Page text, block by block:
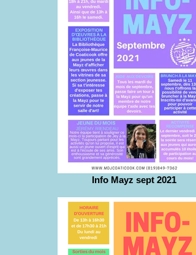
Info Mayz sept 2021